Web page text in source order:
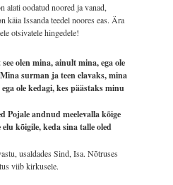
alati oodatud noored ja vanad,
käia Issanda teedel noores eas. Ära
otsivatele hingedele!
olen mina, ainult mina, ega ole
surman ja teen elavaks, mina
ole kedagi, kes päästaks minu
Pojale andnud meelevalla kõige
kõigile, keda sina talle oled
usaldades Sind, Isa. Nõtruses
viib kirkusele.